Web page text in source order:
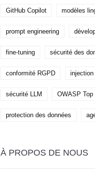
GitHub Copilot modèles
prompt engineering
fine-tuning sécurité des
conformité RGPD injection
sécurité LLM OWASP Top
protection des données
À PROPOS DE NOUS